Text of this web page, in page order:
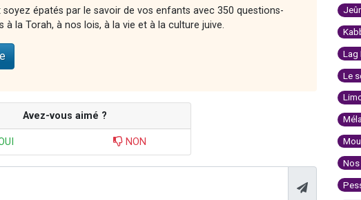
soyez épatés par le savoir de vos enfants avec 350 questions-
à la Torah, à nos lois, à la vie et à la culture juive.
Avez-vous aimé ?
NON
Lag
Le